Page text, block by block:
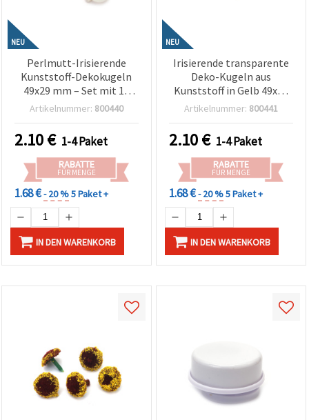
NEU
Perlmutt-Irisierende
Kunststoff-Dekokugeln
49x29 mm – Set mit 12
Stück, assortiert/mix –
Blumengestecke &
Bastelarbeiten
Artikelnummer: 800440
2.10€ 1-4 Paket
RABATTE
FÜR MENGE
1.68 €- 20 %5 Paket +
IN DEN WARENKORB
NEU
Irisierende transparente
Deko-Kugeln aus
Kunststoff in Gelb 49x29
mm – 12er Set – ideal für
Artikelnummer: 800441
2.10€ 1-4 Paket
RABATTE
FÜR MENGE
1.68 €- 20 %5 Paket +
IN DEN WARENKORB